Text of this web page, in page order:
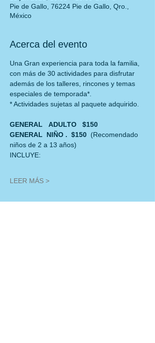
Pie de Gallo, 76224 Pie de Gallo, Qro.,
México
Acerca del evento
Una Gran experiencia para toda la familia,
con más de 30 actividades para disfrutar
además de los talleres, rincones y temas
especiales de temporada*.
* Actividades sujetas al paquete adquirido.
GENERAL   ADULTO   $150
GENERAL  NIÑO .  $150 (Recomendado
niños de 2 a 13 años)
INCLUYE:
LEER MÁS >